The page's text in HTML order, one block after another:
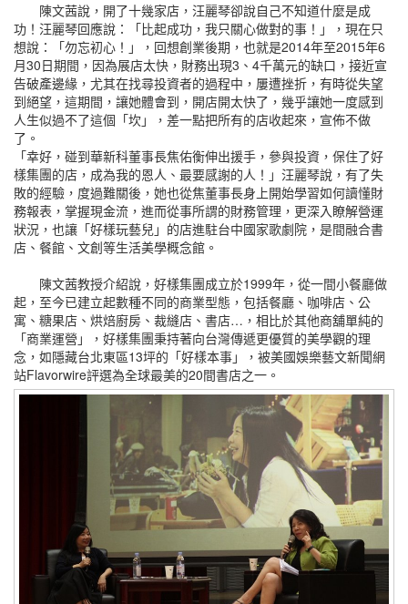
陳文茜說，開了十幾家店，汪麗琴卻說自己不知道什麼是成
功！汪麗琴回應說：「比起成功，我只關心做對的事！」，現在只
想說：「勿忘初心！」，回想創業後期，也就是2014年至2015年6
月30日期間，因為展店太快，財務出現3、4千萬元的缺口，接近宣
告破產邊緣，尤其在找尋投資者的過程中，屢遭挫折，有時從失望
到絕望，這期間，讓她體會到，開店開太快了，幾乎讓她一度感到
人生似過不了這個「坎」，差一點把所有的店收起來，宣佈不做
了。
「幸好，碰到華新科董事長焦佑衡伸出援手，參與投資，保住了好
樣集團的店，成為我的恩人、最要感謝的人！」汪麗琴說，有了失
敗的經驗，度過難關後，她也從焦董事長身上開始學習如何讀懂財
務報表，掌握現金流，進而從事所謂的財務管理，更深入瞭解營運
狀況，也讓「好樣玩藝兒」的店進駐台中國家歌劇院，是間融合書
店、餐館、文創等生活美學概念館。
陳文茜教授介紹說，好樣集團成立於1999年，從一間小餐廳做
起，至今已建立起數種不同的商業型態，包括餐廳、咖啡店、公
寓、糖果店、烘焙廚房、裁縫店、書店…，相比於其他商舖單純的
「商業運營」，好樣集團秉持著向台灣傳遞更優質的美學觀的理
念，如隱藏台北東區13坪的「好樣本事」，被美國娛樂藝文新聞網
站Flavorwire評選為全球最美的20間書店之一。